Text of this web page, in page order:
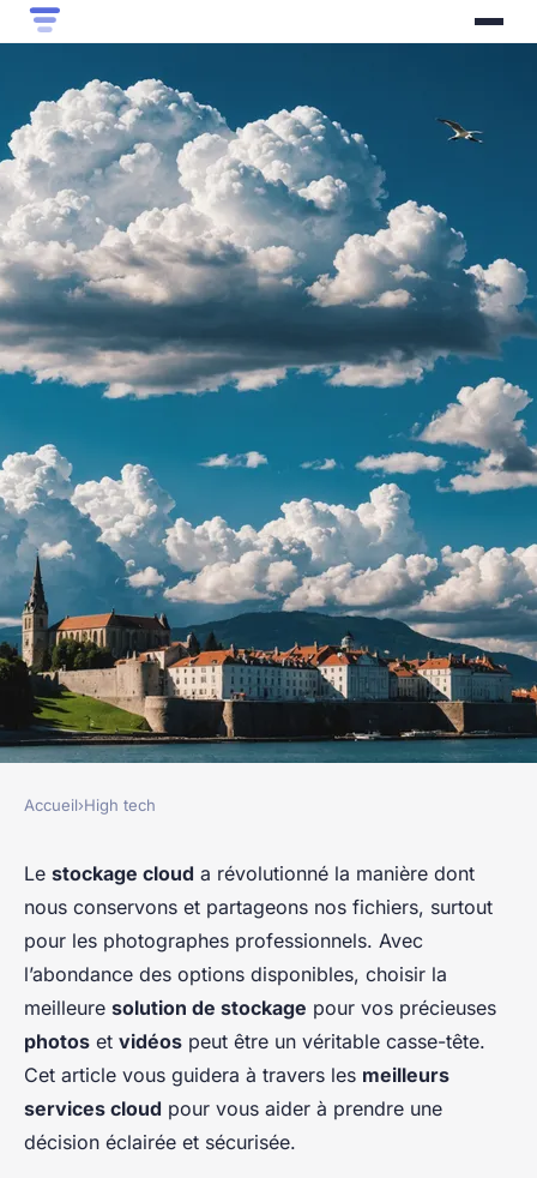
HIGH TECH
Quelle est la meilleure
solution de stockage cloud
pour les photographes
professionnels?
Lyna•16 septembre 2024 •7 min de lecture
Accueil›High tech
Le stockage cloud a révolutionné la manière dont
nous conservons et partageons nos fichiers, surtout
pour les photographes professionnels. Avec
l’abondance des options disponibles, choisir la
meilleure solution de stockage pour vos précieuses
photos et vidéos peut être un véritable casse-tête.
Cet article vous guidera à travers les meilleurs
services cloud pour vous aider à prendre une
décision éclairée et sécurisée.